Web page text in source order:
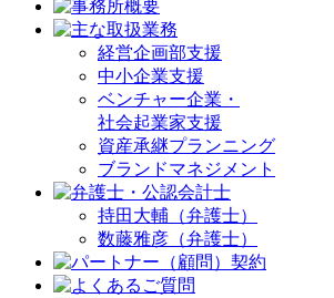
経営企画部支援
中小企業支援
ベンチャー企業・
社会起業家支援
資産承継プランニング
ブランドマネジメント
持田大輔（弁護士）
数藤雅彦（弁護士）